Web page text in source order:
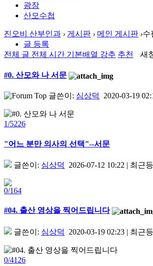
광장
산모수첩
진오비 산부인과 › 게시판 › 메인 게시판 ›수
글 등록
전체 글 전체 시간 기본배열 강추 추천 새
#0. 산모와 나 서문
글쓴이: 심상덕 2020-03-19
1/5226
"어느 분만 의사의 선택"--서문
글쓴이: 심상덕 2026-07-12 10:22 | 최근
0/164
#04. 출산 영상을 찍어드립니다
글쓴이: 심상덕 2020-03-19 02:23 | 최근
0/4126